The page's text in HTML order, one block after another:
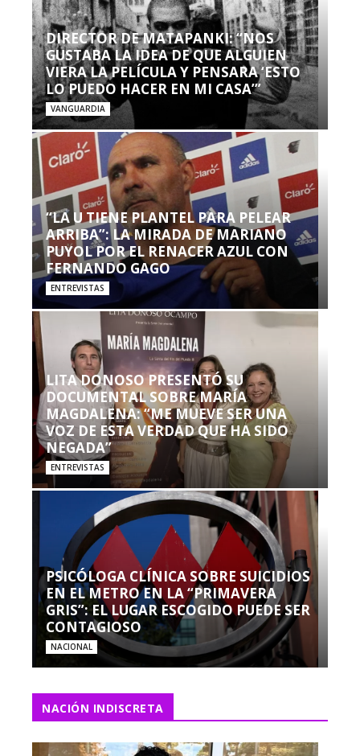
DIRECTOR DE MATAPANKI: “NOS
GUSTABA LA IDEA DE QUE ALGUIEN
VIERA LA PELÍCULA Y PENSARA ‘ESTO
LO PUEDO HACER EN MI CASA’”
VANGUARDIA
“LA U TIENE PLANTEL PARA PELEAR
ARRIBA”: LA MIRADA DE MARIANO
PUYOL POR EL RENACER AZUL CON
FERNANDO GAGO
ENTREVISTAS
LITA DONOSO PRESENTÓ SU
DOCUMENTAL SOBRE MARÍA
MAGDALENA: “ME MUEVE SER UNA
VOZ DE ESTA VERDAD QUE HA SIDO
NEGADA”
ENTREVISTAS
PSICÓLOGA CLÍNICA SOBRE SUICIDIOS
EN EL METRO EN LA “PRIMAVERA
GRIS”: EL LUGAR ESCOGIDO PUEDE SER
CONTAGIOSO
NACIONAL
NACIÓN INDISCRETA